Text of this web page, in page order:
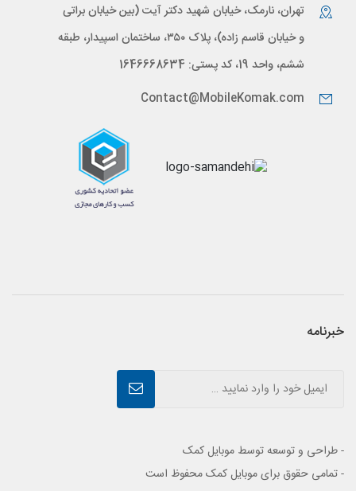
تهران، نارمک، خیابان شهید دکتر آیت (بین خیابان براتی
و خیابان قاسم زاده)، پلاک ۳۵۰، ساختمان اسپیدار، طبقه
ششم، واحد 19، کد پستی: 1646668634
Contact@MobileKomak.com
خبرنامه
- طراحی و توسعه توسط موبایل کمک
- تمامی حقوق برای موبایل کمک محفوظ است